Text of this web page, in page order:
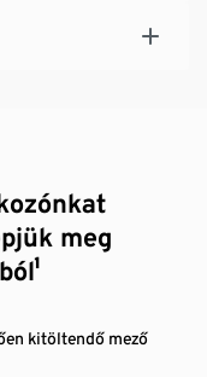
meg
kitöltendő mező